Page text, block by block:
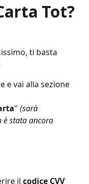
Tot?
ti basta
e vai alla sezione
" (sarà
è stata ancora
il codice CVV